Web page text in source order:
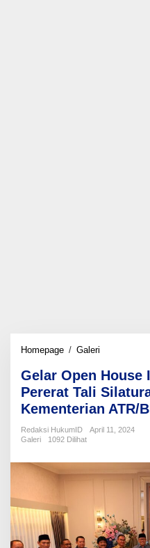
Homepage / Galeri
House
Idulfitri,
Menteri
AHY
Pererat
dengan
Jajaran
Kementerian
Gelar Open
Pererat Tali
Kementerian ATR/
Redaksi HukumID
April 11, 2024
Galeri
1092 Dilihat